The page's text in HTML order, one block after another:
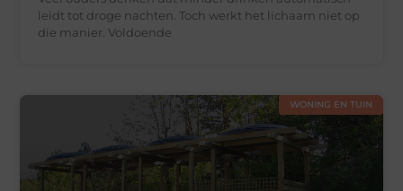
leidt tot droge nachten. Toch werkt het lichaam niet op
die manier. Voldoende
WONING EN TUIN